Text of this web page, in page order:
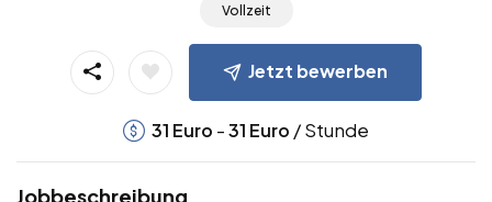
Vollzeit
Jetzt bewerben
31 Euro -31 Euro / Stunde
Jobbeschreibung